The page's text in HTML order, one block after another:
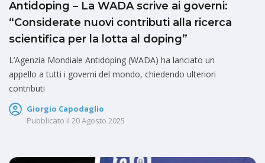
Antidoping – La WADA scrive ai governi:
“Considerate nuovi contributi alla ricerca
scientifica per la lotta al doping”
L’Agenzia Mondiale Antidoping (WADA) ha lanciato un
appello a tutti i governi del mondo, chiedendo ulteriori
contributi
Giorgio Capodaglio
Pubblicato il 20 Agosto 2025